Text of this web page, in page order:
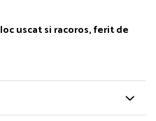
uscat si racoros, ferit de